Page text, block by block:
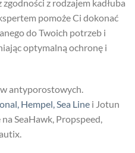
z rodzajem kadłuba
pomoże Ci dokonać
do Twoich potrzeb i
optymalną ochronę i
antyporostowych.
Hempel,Sea Line i Jotun
SeaHawk, Propspeed,